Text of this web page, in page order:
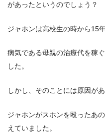
があったというのでしょう？
ジャホンは高校生の時から15
病気である母親の治療代を稼
した。
しかし、そのことには原因があ
ジャホンがスホンを殴ったあ
えていました。